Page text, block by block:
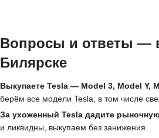
Вопросы и ответы —
Билярске
Выкупаете Tesla — Model 3, Model Y,
берём все модели Tesla, в том числе
За ухоженный Tesla дадите
и ликвидны, выкупаем без занижения.